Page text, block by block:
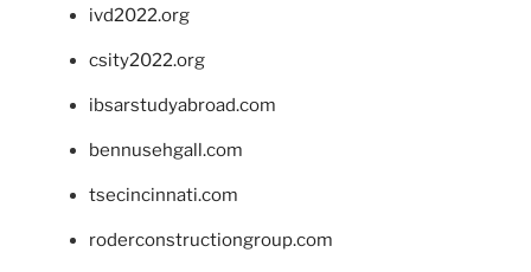
ivd2022.org
csity2022.org
ibsarstudyabroad.com
bennusehgall.com
tsecincinnati.com
roderconstructiongroup.com